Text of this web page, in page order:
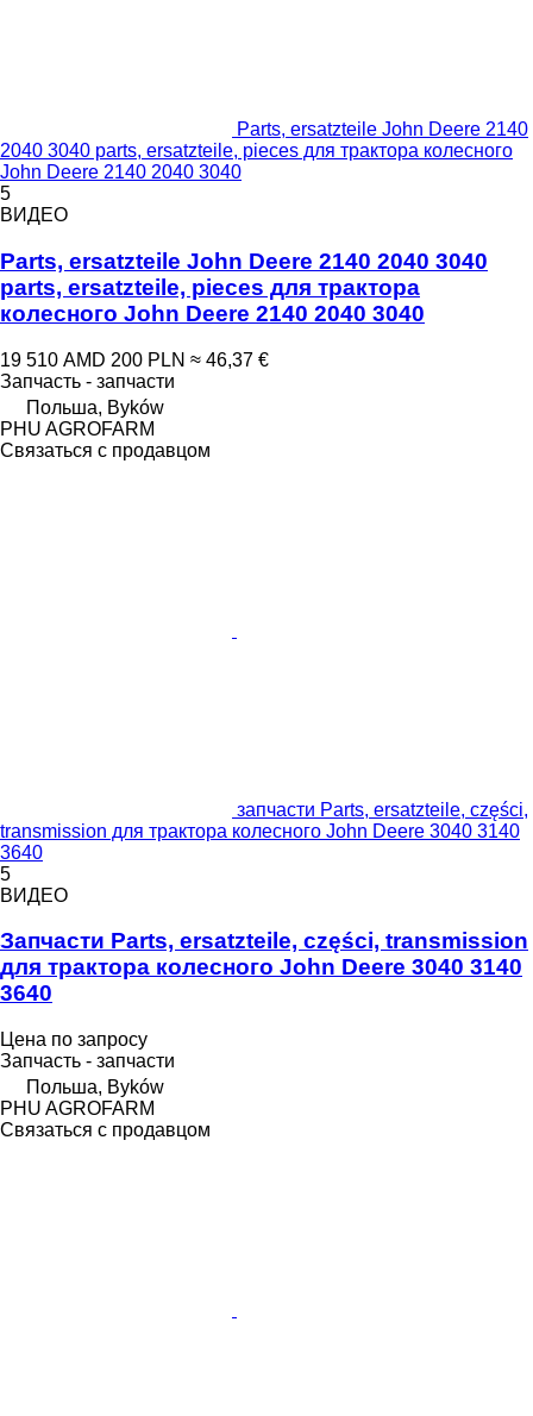
Parts, ersatzteile John Deere 2140
2040 3040 parts, ersatzteile, pieces для трактора колесного
John Deere 2140 2040 3040
5
ВИДЕО
Parts, ersatzteile John Deere 2140 2040 3040
parts, ersatzteile, pieces для трактора
колесного John Deere 2140 2040 3040
19 510 AMD 200 PLN ≈ 46,37 €
Запчасть - запчасти
Польша, Byków
PHU AGROFARM
Связаться с продавцом
запчасти Parts, ersatzteile, części,
transmission для трактора колесного John Deere 3040 3140
3640
5
ВИДЕО
Запчасти Parts, ersatzteile, części, transmission
для трактора колесного John Deere 3040 3140
3640
Цена по запросу
Запчасть - запчасти
Польша, Byków
PHU AGROFARM
Связаться с продавцом